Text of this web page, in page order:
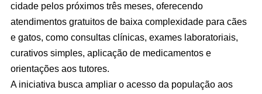
cidade pelos próximos três meses, oferecendo
atendimentos gratuitos de baixa complexidade para cães
e gatos, como consultas clínicas, exames laboratoriais,
curativos simples, aplicação de medicamentos e
orientações aos tutores.
A iniciativa busca ampliar o acesso da população aos